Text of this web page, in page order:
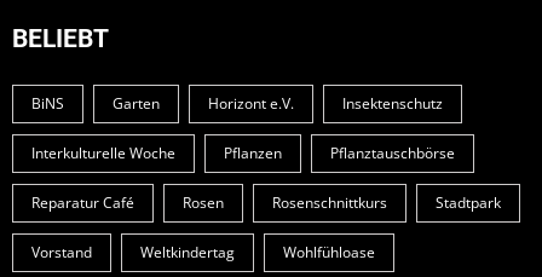
BELIEBT
BiNS Garten Horizont e.V. Insektenschutz
Interkulturelle Woche Pflanzen Pflanztauschbörse
Reparatur Café Rosen Rosenschnittkurs Stadtpark
Vorstand Weltkindertag Wohlfühloase